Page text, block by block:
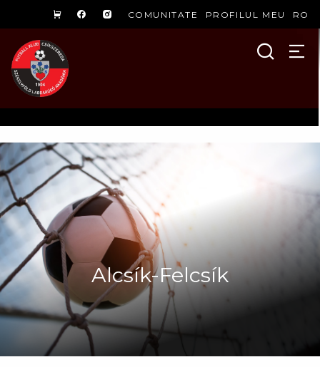
COMUNITATE PROFILUL MEU RO
Alcsík-Felcsík